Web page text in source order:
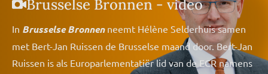
Brusselse Bronnen - video
In Brusselse Bronnenneemt Hélène Selderhuis samen
met Bert-Jan Ruissen de Brusselse maand door. Bert-Jan
Ruissen is als Europarlementatiër lid van de ECR namens